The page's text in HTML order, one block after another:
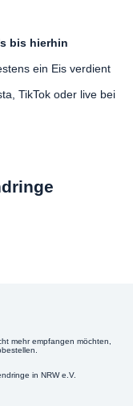
bis hierhin
ein Eis verdient
TikTok oder live bei
mehr empfangen möchten,
in NRW e.V.